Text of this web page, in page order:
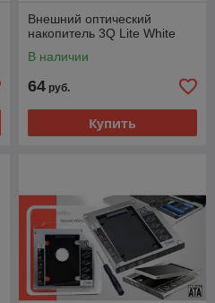
Внешний оптический
накопитель 3Q Lite White
В наличии
64 руб.
Купить